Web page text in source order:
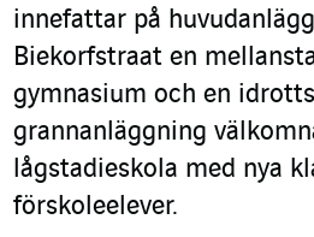
innefattar på
Biekorfstraat en
gymnasium och en
grannanläggning
lågstadieskola med nya
förskoleelever.